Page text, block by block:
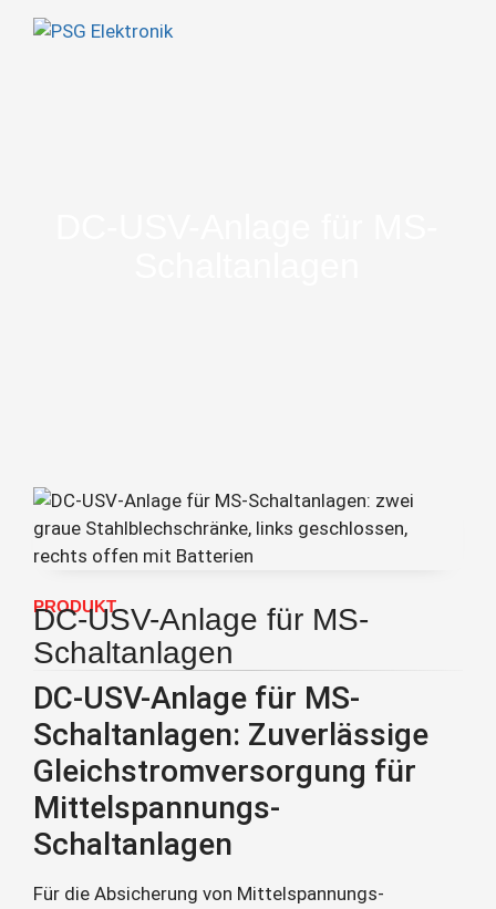
PRODUKT
DC-USV-Anlage für MS-
Schaltanlagen
DC-USV-Anlage für MS-
Schaltanlagen: Zuverlässige
Gleichstromversorgung für
Mittelspannungs-
Schaltanlagen
Für die Absicherung von Mittelspannungs-